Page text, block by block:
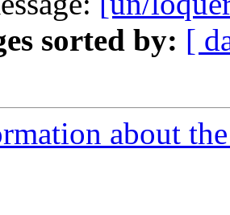
sorted by: [
about